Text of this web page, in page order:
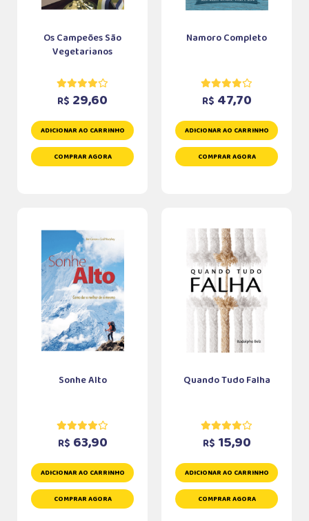
Os Campeões São
Vegetarianos
R$ 29,60
ADICIONAR AO CARRINHO
COMPRAR AGORA
Namoro Completo
R$ 47,70
ADICIONAR AO CARRINHO
COMPRAR AGORA
Sonhe Alto
R$ 63,90
ADICIONAR AO CARRINHO
COMPRAR AGORA
Quando Tudo Falha
R$ 15,90
ADICIONAR AO CARRINHO
COMPRAR AGORA